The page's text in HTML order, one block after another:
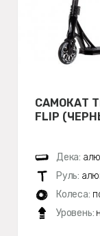
САМОКАТ
FLIP
Дека:
Руль:
Колеса:
Уровень: